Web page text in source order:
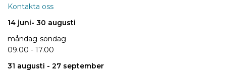
Kontakta oss
14 juni- 30 augusti
måndag-söndag
09.00 - 17.00
31 augusti - 27 september